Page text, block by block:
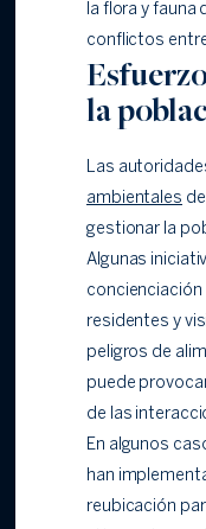
la flora y fauna
conflictos
la
Las
ambientales
gestionar la
Algunas
concienciación
residentes y
peligros de
puede
de las
En algunos
han
reubicación